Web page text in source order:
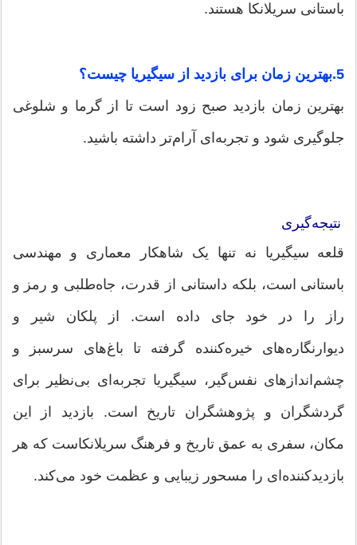
باستانی سریلانکا هستند.
5.بهترین زمان برای بازدید از سیگیریا چیست؟
بهترین زمان بازدید صبح زود است تا از گرما و شلوغی
جلوگیری شود و تجربه‌ای آرام‌تر داشته باشید.
نتیجه‌گیری
قلعه سیگیریا نه تنها یک شاهکار معماری و مهندسی
باستانی است، بلکه داستانی از قدرت، جاه‌طلبی و رمز و
راز را در خود جای داده است. از پلکان شیر و
دیوارنگاره‌های خیره‌کننده گرفته تا باغ‌های سرسبز و
چشم‌اندازهای نفس‌گیر، سیگیریا تجربه‌ای بی‌نظیر برای
گردشگران و پژوهشگران تاریخ است. بازدید از این
مکان، سفری به عمق تاریخ و فرهنگ سریلانکاست که هر
بازدیدکننده‌ای را مسحور زیبایی و عظمت خود می‌کند.